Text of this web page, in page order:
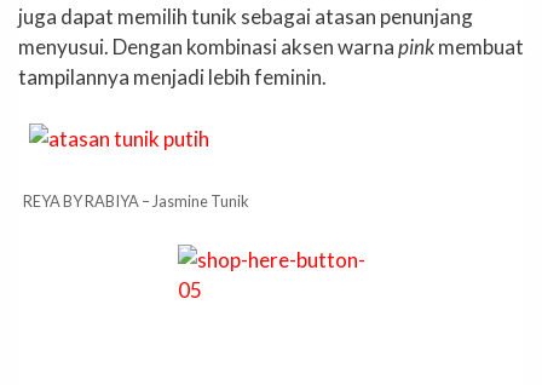
juga dapat memilih tunik sebagai atasan penunjang
menyusui. Dengan kombinasi aksen warnapinkmembuat
tampilannya menjadi lebih feminin.
REYA BY RABIYA – Jasmine Tunik